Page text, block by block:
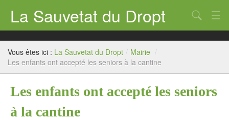
La Sauvetat du Dropt
Accueil
Mairie
Chercher
Vous êtes ici : La Sauvetat du Dropt / Mairie /
Les enfants ont accepté les seniors à la cantine
Les enfants ont accepté les seniors
à la cantine